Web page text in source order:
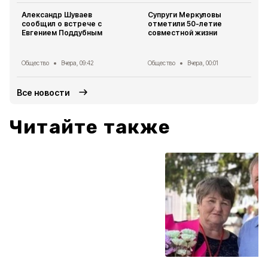
Александр Шуваев
сообщил о встрече с
Евгением Поддубным
Общество Вчера, 09:42
Супруги Меркуловы
отметили 50-летие
совместной жизни
Общество Вчера, 00:01
Все новости
Читайте также